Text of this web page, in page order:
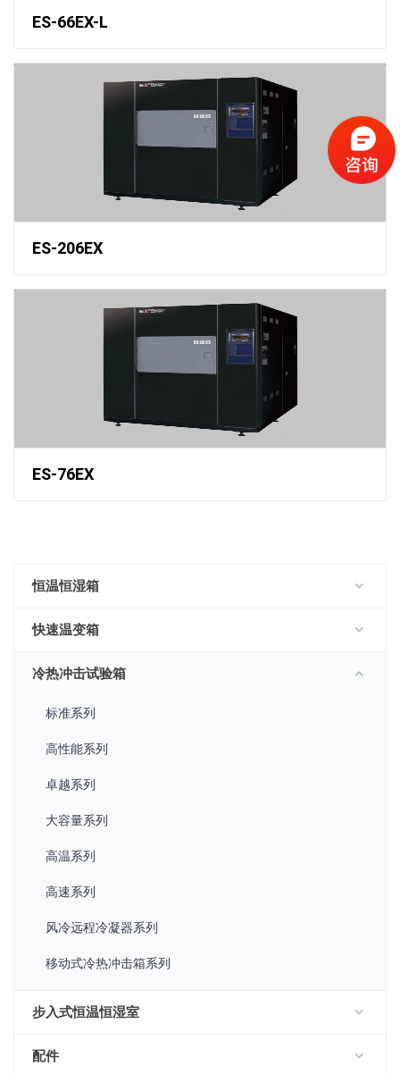
ES-66EX-L
ES-206EX
ES-76EX
恒温恒湿箱
快速温变箱
冷热冲击试验箱
标准系列
高性能系列
卓越系列
大容量系列
高温系列
高速系列
风冷远程冷凝器系列
移动式冷热冲击箱系列
步入式恒温恒湿室
配件